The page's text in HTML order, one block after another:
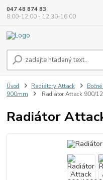
047 48 874 83
8:00-12:00 - 12:30-16:00
Úvod Radiátory Attack
900mm
Radiátor Attack 900/
Radiátor